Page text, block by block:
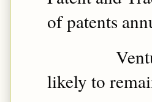
of patents
likely to